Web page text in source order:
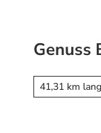
Genuss
41,31 km lang